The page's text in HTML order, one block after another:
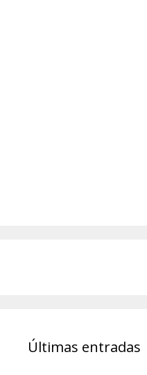
Últimas entradas